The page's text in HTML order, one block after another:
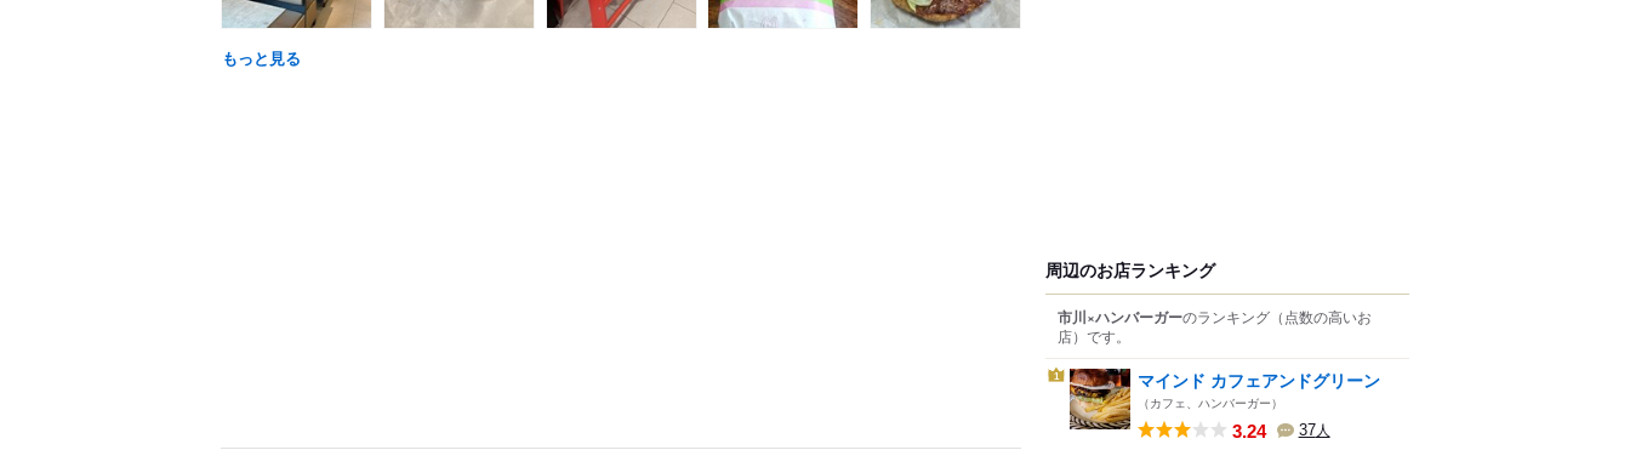
もっと見る
周辺のお店ランキング
市川×ハンバーガーのランキング （点数の高いお
店） です。
1 マインド カフェアンドグリーン
（カフェ、ハンバーガー）
3.24 37人